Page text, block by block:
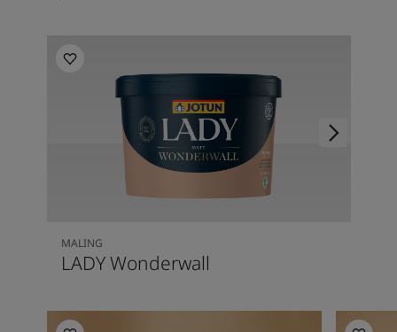
MALING
LADY Wonderwall
Inspirasjon til kjøkken